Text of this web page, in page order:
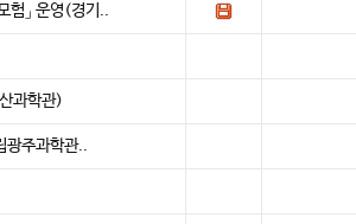
험」 운영(경기..
과학관)
광주과학관..